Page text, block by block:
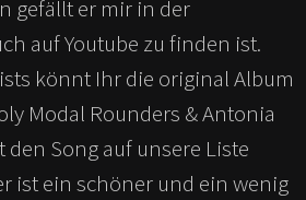
gefällt er mir in der
auf Youtube zu finden ist.
könnt Ihr die original Album
Modal Rounders &Antonia
Song auf unsere Liste
ist ein schöner und ein wenig